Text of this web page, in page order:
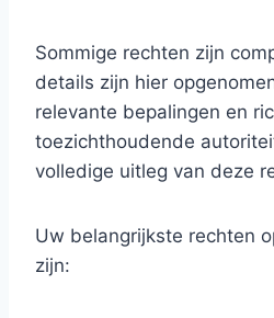
Sommige rechten zijn
details zijn hier
relevante bepalingen en
toezichthoudende
volledige uitleg van deze
Uw belangrijkste rechten
zijn: